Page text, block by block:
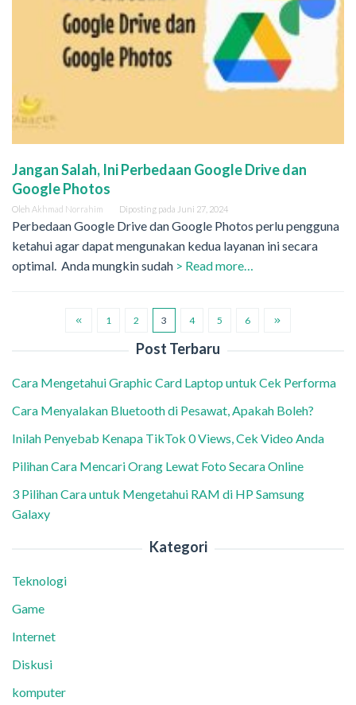
Jangan Salah, Ini Perbedaan Google Drive dan
Google Photos
Oleh Akhmad Norrahim Diposting pada Juni 27, 2024
Perbedaan Google Drive dan Google Photos perlu pengguna
ketahui agar dapat mengunakan kedua layanan ini secara
optimal. Anda mungkin sudah > Read more…
1 2 3 4 5 6
Post Terbaru
Cara Mengetahui Graphic Card Laptop untuk Cek Performa
Cara Menyalakan Bluetooth di Pesawat, Apakah Boleh?
Inilah Penyebab Kenapa TikTok 0 Views, Cek Video Anda
Pilihan Cara Mencari Orang Lewat Foto Secara Online
3 Pilihan Cara untuk Mengetahui RAM di HP Samsung
Galaxy
Kategori
Teknologi
Game
Internet
Diskusi
komputer